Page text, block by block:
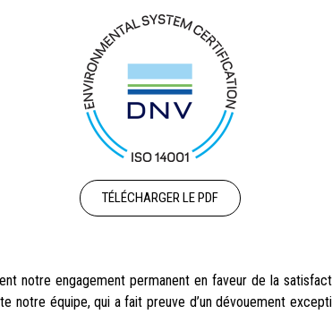
TÉLÉCHARGER LE PDF
notre engagement permanent en faveur de la
notre équipe, qui a fait preuve d’un dévouement